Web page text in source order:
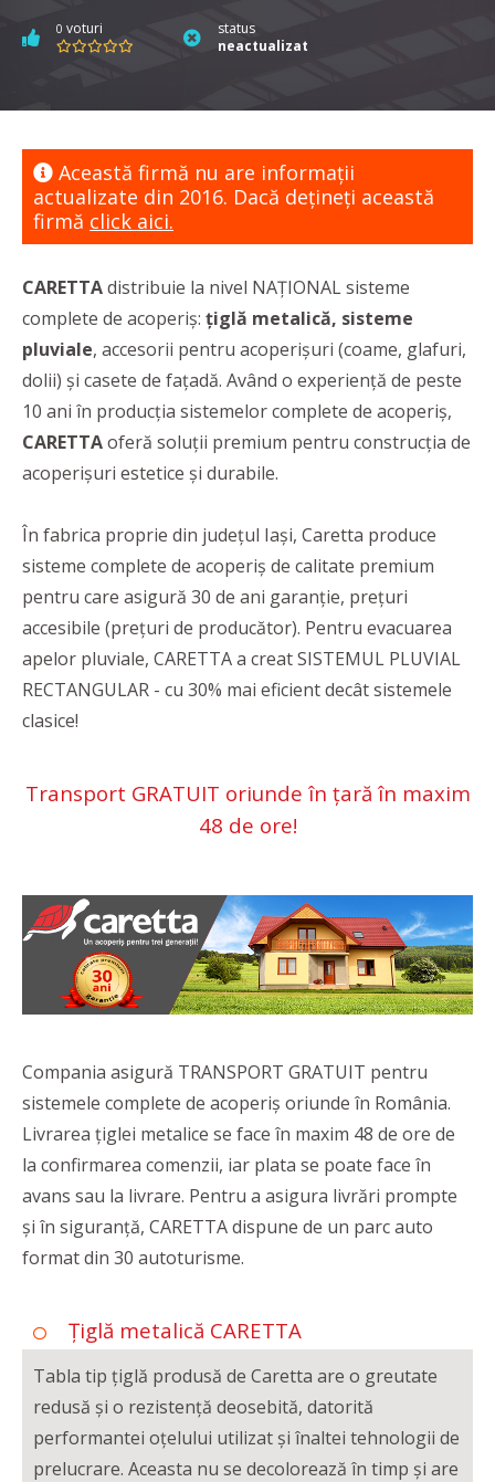
0 voturi
status
neactualizat
Această firmă nu are informaţii
actualizate din 2016. Dacă dețineți această
firmă click aici.
CARETTAdistribuie la nivel NAȚIONAL sisteme
complete de acoperiș: țiglă metalică, sisteme
pluviale, accesorii pentru acoperișuri (coame, glafuri,
dolii) și casete de fațadă. Având o experiență de peste
10 ani în producția sistemelor complete de acoperiș,
CARETTAoferă soluții premium pentru construcția de
acoperișuri estetice și durabile.
În fabrica proprie din județul Iași, Caretta produce
sisteme complete de acoperiș de calitate premium
pentru care asigură 30 de ani garanție, prețuri
accesibile (prețuri de producător). Pentru evacuarea
apelor pluviale, CARETTA a creat SISTEMUL PLUVIAL
RECTANGULAR - cu 30% mai eficient decât sistemele
clasice!
Transport GRATUIT oriunde în țară în maxim
48 de ore!
Compania asigură TRANSPORT GRATUIT pentru
sistemele complete de acoperiș oriunde în România.
Livrarea țiglei metalice se face în maxim 48 de ore de
la confirmarea comenzii, iar plata se poate face în
avans sau la livrare. Pentru a asigura livrări prompte
și în siguranță, CARETTA dispune de un parc auto
format din 30 autoturisme.
Țiglă metalică CARETTA
Tabla tip țiglă produsă de Caretta are o greutate
redusă și o rezistență deosebită, datorită
performantei oțelului utilizat și înaltei tehnologii de
prelucrare. Aceasta nu se decolorează în timp și are